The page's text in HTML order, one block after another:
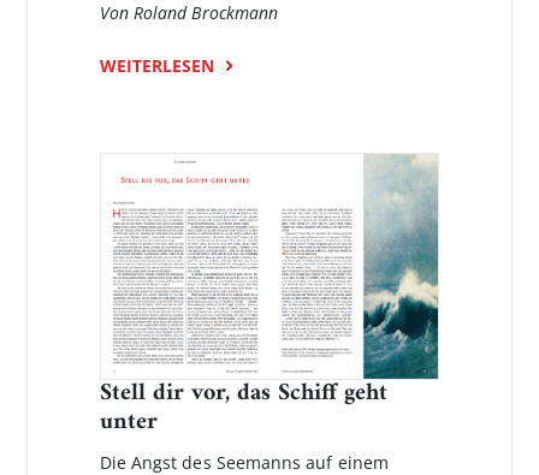
Von Roland Brockmann
WEITERLESEN
Stell dir vor, das Schiff geht
unter
Die Angst des Seemanns auf einem